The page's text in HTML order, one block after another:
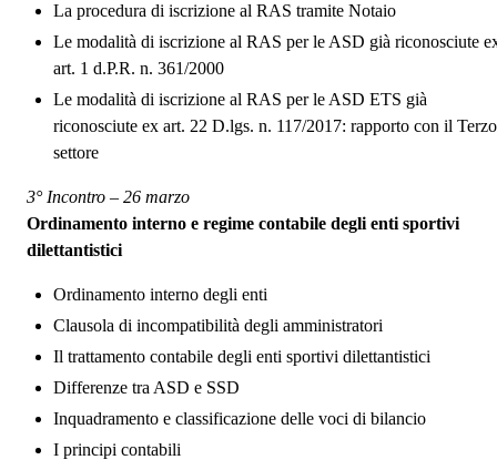
La procedura di iscrizione al RAS tramite Notaio
Le modalità di iscrizione al RAS per le ASD già riconosciute
art. 1 d.P.R. n. 361/2000
Le modalità di iscrizione al RAS per le ASD ETS già
riconosciute ex art. 22 D.lgs. n. 117/2017: rapporto con il Terzo
settore
3° Incontro – 26 marzo
Ordinamento interno e regime contabile degli enti sportivi
dilettantistici
Ordinamento interno degli enti
Clausola di incompatibilità degli amministratori
Il trattamento contabile degli enti sportivi dilettantistici
Differenze tra ASD e SSD
Inquadramento e classificazione delle voci di bilancio
I principi contabili